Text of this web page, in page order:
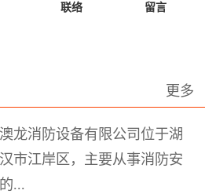
联络 留言
更多
龙消防设备有限公司位于湖
市江岸区，主要从事消防安
...